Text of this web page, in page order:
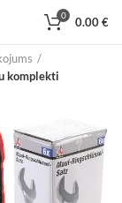
0 0.00€
komplekti